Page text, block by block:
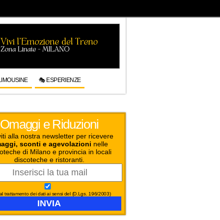
🎭 ESPERIENZE
Omaggi e Riduzioni
alla nostra newsletter per ricevere
sconti e agevolazioni nelle
di Milano e provincia in locali
discoteche e ristoranti.
trattamento dei dati ai sensi del (D.Lgs. 196/2003)